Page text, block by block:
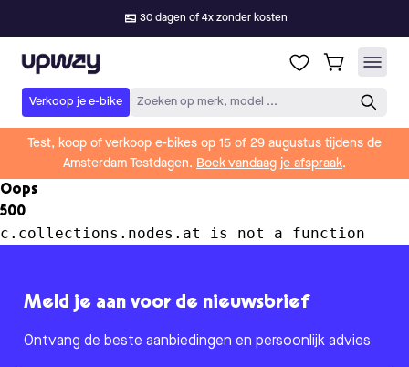
30 dagen of 4x zonder kosten
Upway
Verkoop je e-bike Zoeken op merk, model ...
Test, koop of verkoop e-bikes op 15 of 29 augustus tijdens de
Amsterdam Testdagen. Boek vandaag je afspraak.
Oops
500
c.collections.nodes.at is not a function
Meld je aan voor de nieuwsbrief
Ontvang de beste aanbiedingen en persoonlijk advies